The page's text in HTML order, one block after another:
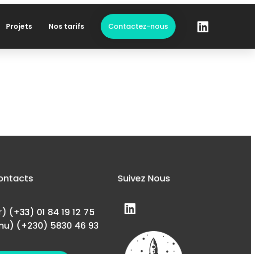
Projets Nos tarifs Contactez-nous
(+33) 01 84 19 12 75
(+230) 5830 46 93
Suivez Nous